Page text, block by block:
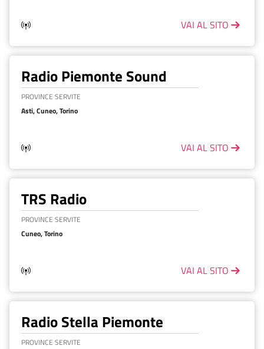
VAI AL SITO
Radio Piemonte Sound
PROVINCE SERVITE
Asti, Cuneo, Torino
VAI AL SITO
TRS Radio
PROVINCE SERVITE
Cuneo, Torino
VAI AL SITO
Radio Stella Piemonte
PROVINCE SERVITE